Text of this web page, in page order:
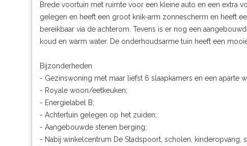
Brede voortuin met ruimte voor een kleine auto en een extra
gelegen en heeft een groot knik-arm zonnescherm en heeft
bereikbaar via de achterom. Tevens is er nog een
koud en warm water. De onderhoudsarme tuin heeft een
Bijzonderheden
- Gezinswoning met maar liefst 6 slaapkamers en een aparte
- Royale woon/eetkeuken;
- Energielabel B;
- Achtertuin gelegen op het zuiden;
- Aangebouwde stenen berging;
- Nabij winkelcentrum De Stadspoort, scholen,